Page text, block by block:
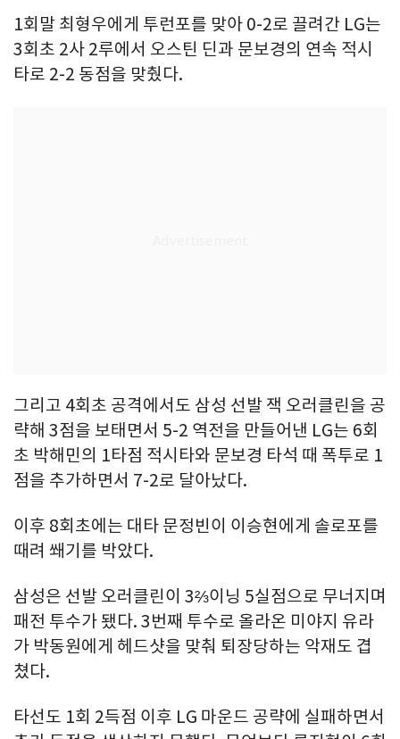
1회말 최형우에게 투런포를 맞아 0-2로 끌려간 LG는
3회초 2사 2루에서 오스틴 딘과 문보경의 연속 적시
타로 2-2 동점을 맞췄다.
그리고 4회초 공격에서도 삼성 선발 잭 오러클린을 공
략해 3점을 보태면서 5-2 역전을 만들어낸 LG는 6회
초 박해민의 1타점 적시타와 문보경 타석 때 폭투로 1
점을 추가하면서 7-2로 달아났다.
이후 8회초에는 대타 문정빈이 이승현에게 솔로포를
때려 쐐기를 박았다.
삼성은 선발 오러클린이 3⅔이닝 5실점으로 무너지며
패전 투수가 됐다. 3번째 투수로 올라온 미야지 유라
가 박동원에게 헤드샷을 맞춰 퇴장당하는 악재도 겹
쳤다.
타선도 1회 2득점 이후 LG 마운드 공략에 실패하면서